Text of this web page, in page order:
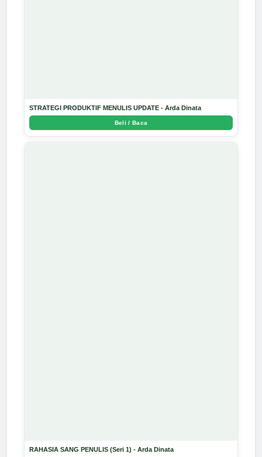
STRATEGI PRODUKTIF MENULIS UPDATE - Arda Dinata
Beli / Baca
RAHASIA SANG PENULIS (Seri 1) - Arda Dinata